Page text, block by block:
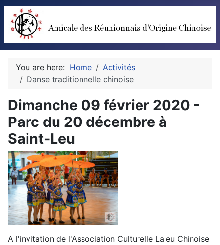
You are here: Home
Activités
Danse traditionnelle chinoise
Dimanche 09 février 2020 -
Parc du 20 décembre à
Saint-Leu
A l'invitation de l'Association Culturelle Laleu Chinoise